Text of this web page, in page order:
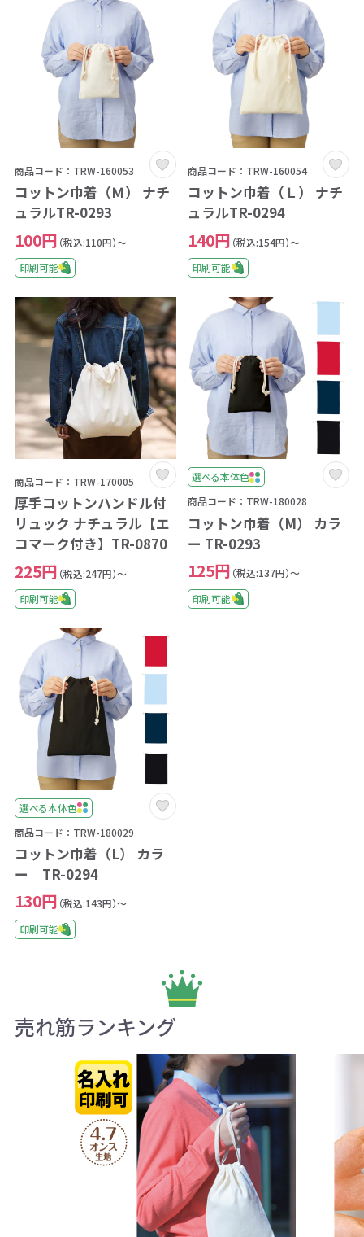
商品コード：TRW-160053
コットン巾着（Ｍ） ナチ
ュラルTR-0293
100円 （税込:110円）～
印刷可能
商品コード：TRW-160054
コットン巾着（Ｌ） ナチ
ュラルTR-0294
140円 （税込:154円）～
印刷可能
商品コード：TRW-170005
厚手コットンハンドル付
リュック ナチュラル【エ
コマーク付き】TR-0870
225円 （税込:247円）～
印刷可能
選べる本体色
商品コード：TRW-180028
コットン巾着（M） カラ
ー TR-0293
125円 （税込:137円）～
印刷可能
選べる本体色
商品コード：TRW-180029
コットン巾着（L） カラ
ー TR-0294
130円 （税込:143円）～
印刷可能
売れ筋ランキング